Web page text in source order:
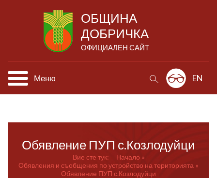
ОБЩИНА
ДОБРИЧКА
ОФИЦИАЛЕН САЙТ
Меню EN
Обявление ПУП с.Козлодуйци
Вие сте тук:
Начало
Обявления и съобщения по устройство на територията
Обявление ПУП с.Козлодуйци